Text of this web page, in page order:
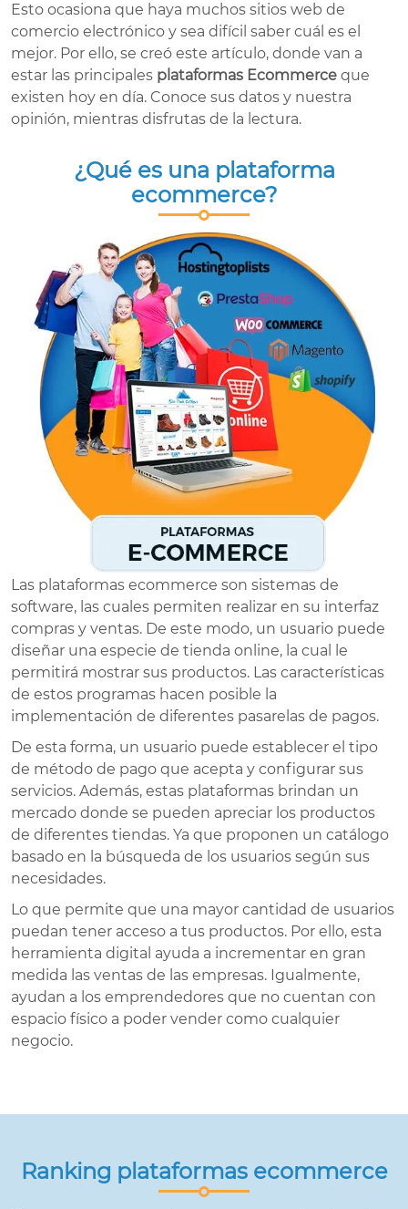
Esto ocasiona que haya muchos sitios web de
comercio electrónico y sea difícil saber cuál es el
mejor. Por ello, se creó este artículo, donde van a
estar las principales plataformas Ecommerce que
existen hoy en día. Conoce sus datos y nuestra
opinión, mientras disfrutas de la lectura.
¿Qué es una plataforma
ecommerce?
Las plataformas ecommerce son sistemas de
software, las cuales permiten realizar en su interfaz
compras y ventas. De este modo, un usuario puede
diseñar una especie de tienda online, la cual le
permitirá mostrar sus productos. Las características
de estos programas hacen posible la
implementación de diferentes pasarelas de pagos.
De esta forma, un usuario puede establecer el tipo
de método de pago que acepta y configurar sus
servicios. Además, estas plataformas brindan un
mercado donde se pueden apreciar los productos
de diferentes tiendas. Ya que proponen un catálogo
basado en la búsqueda de los usuarios según sus
necesidades.
Lo que permite que una mayor cantidad de usuarios
puedan tener acceso a tus productos. Por ello, esta
herramienta digital ayuda a incrementar en gran
medida las ventas de las empresas. Igualmente,
ayudan a los emprendedores que no cuentan con
espacio físico a poder vender como cualquier
negocio.
Ranking plataformas ecommerce